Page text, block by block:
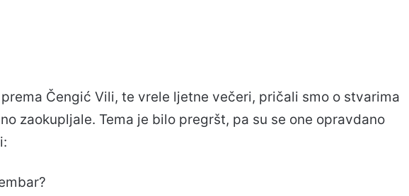
Čengić Vili, te vrele ljetne večeri, pričali smo o stvarima
zaokupljale. Tema je bilo pregršt, pa su se one opravdano